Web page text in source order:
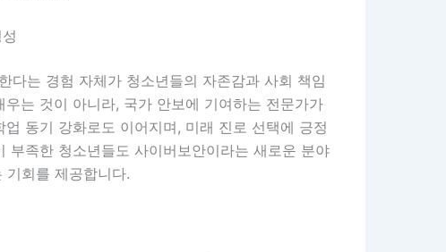
다는 경험 자체가 청소년들의 자존감과 사회 책임
는 것이 아니라, 국가 안보에 기여하는 전문가가
동기 강화로도 이어지며, 미래 진로 선택에 긍정
부족한 청소년들도 사이버보안이라는 새로운 분야
기회를 제공합니다.